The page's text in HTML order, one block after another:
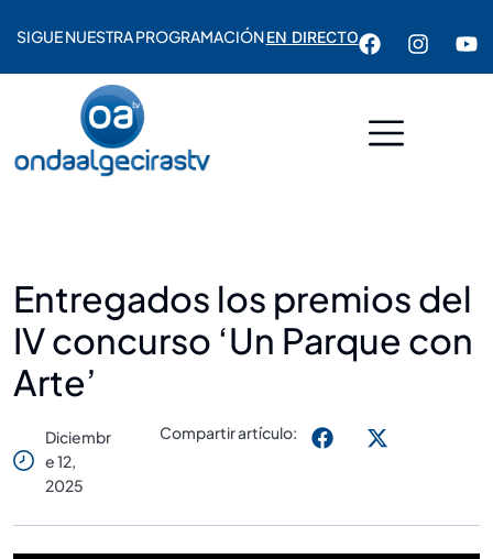
SIGUE NUESTRA PROGRAMACIÓNEN DIRECTO
Entregados los premios del
IV concurso ‘Un Parque con
Arte’
Diciembr
E 12,
2025
Compartir artículo: